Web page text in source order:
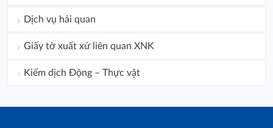
Dịch vụ hải quan
Giấy tờ xuất xứ liên quan XNK
Kiểm dịch Động – Thực vật